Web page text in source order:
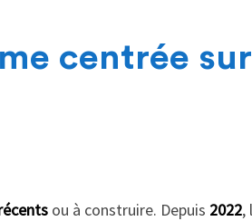
centrée
ou à construire. Depuis 2022,